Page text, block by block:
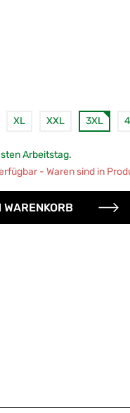
XL XXL 3XL
Arbeitstag.
- Waren sind in